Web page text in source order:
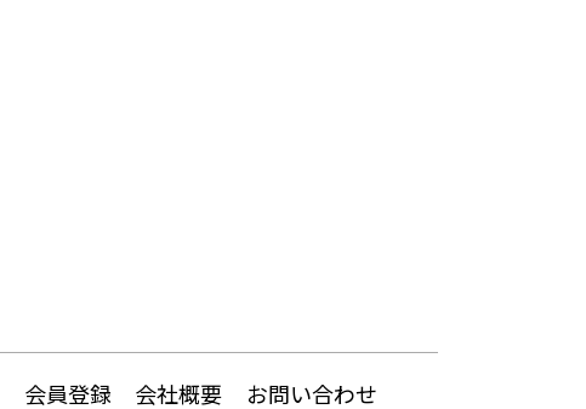
会員登録 会社概要 お問い合わせ